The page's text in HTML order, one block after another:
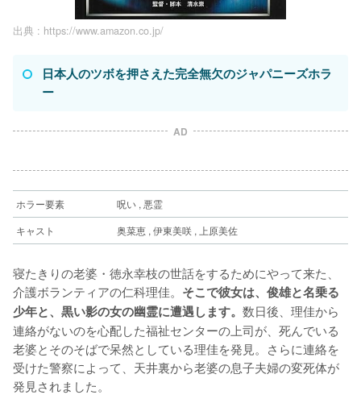
出典 : https://www.amazon.co.jp/
日本人のツボを押さえた完全無欠のジャパニーズホラ
ー
AD
ホラー要素
呪い , 悪霊
キャスト
奥菜恵 , 伊東美咲 , 上原美佐
寝たきりの老婆・徳永幸枝の世話をするためにやって来た、
介護ボランティアの仁科理佳。 そこで彼女は、俊雄と名乗る
少年と、黒い影の女の幽霊に遭遇します。 数日後、理佳から
連絡がないのを心配した福祉センターの上司が、死んでいる
老婆とそのそばで呆然としている理佳を発見。さらに連絡を
受けた警察によって、天井裏から老婆の息子夫婦の変死体が
発見されました。